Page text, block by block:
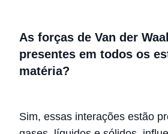
As forças de Van der
presentes em todos os
matéria?
Sim, essas interações estão